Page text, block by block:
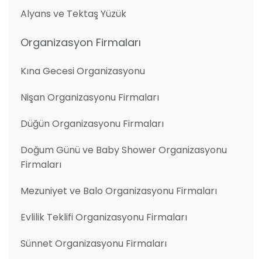
Alyans ve Tektaş Yüzük
Organizasyon Firmaları
Kına Gecesi Organizasyonu
Nişan Organizasyonu Firmaları
Düğün Organizasyonu Firmaları
Doğum Günü ve Baby Shower Organizasyonu
Firmaları
Mezuniyet ve Balo Organizasyonu Firmaları
Evlilik Teklifi Organizasyonu Firmaları
Sünnet Organizasyonu Firmaları